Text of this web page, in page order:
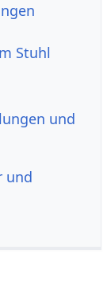
Stuhl
und
und